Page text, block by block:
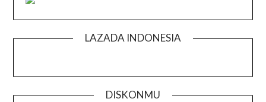
LAZADA INDONESIA
DISKONMU